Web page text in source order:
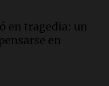
argentino de
con Rony
en tragedia: un
en